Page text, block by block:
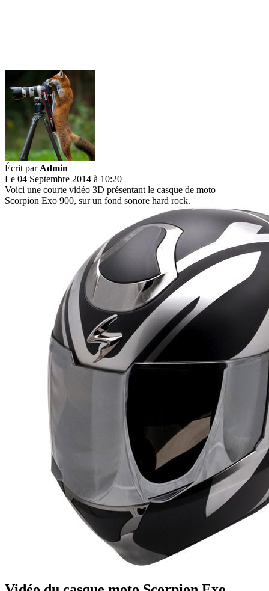
Écrit par Admin
Le 04 Septembre 2014 à 10:20
Voici une courte vidéo 3D présentant le casque de moto
Scorpion Exo 900, sur un fond sonore hard rock.